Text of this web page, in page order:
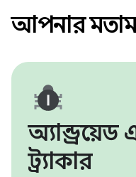
আপনার
ট্র্যাকার